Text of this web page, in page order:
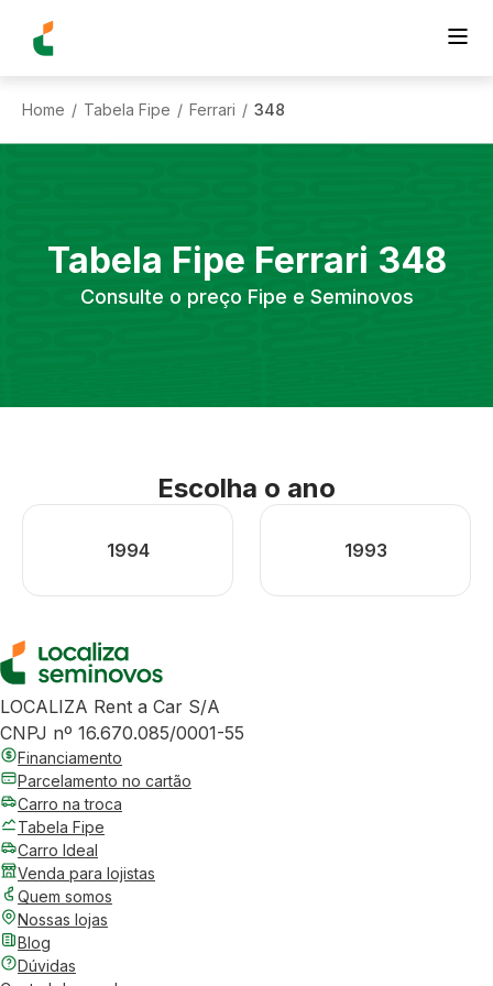
Home / Tabela Fipe / Ferrari / 348
Tabela Fipe Ferrari 348
Consulte o preço Fipe e Seminovos
Escolha o ano
1994 1993
LOCALIZA Rent a Car S/A
CNPJ nº 16.670.085/0001-55
Financiamento
Parcelamento no cartão
Carro na troca
Tabela Fipe
Carro Ideal
Venda para lojistas
Quem somos
Nossas lojas
Blog
Dúvidas